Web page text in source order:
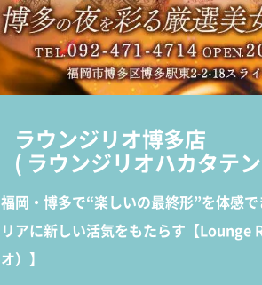
ラウンジリオ博多店
( ラウンジリオハカタテン
福岡・博多で“楽しいの最終形”を体感
リアに新しい活気をもたらす【Lounge
オ）】